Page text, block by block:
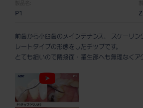
製品名:
P1
前歯から小臼歯のメインテナンス、 スケーリン
レートタイプの形態をしたチップです。
とても細いので隣接面・叢生部へも無理なくア